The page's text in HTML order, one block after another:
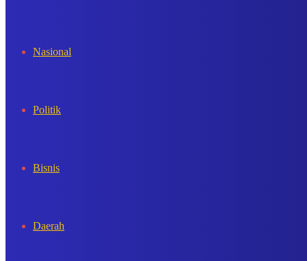
Nasional
Politik
Bisnis
Daerah